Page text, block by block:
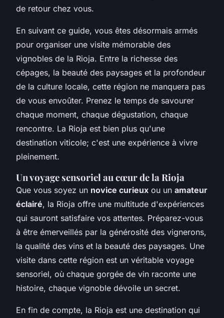
de retour chez vous.
En suivant ce guide, vous êtes désormais armés
pour organiser une visite mémorable des
vignobles de la Rioja. Entre la richesse des
cépages, la beauté des paysages et la profondeur
de la culture locale, cette région ne manquera pas
de vous envoûter. Prenez le temps de savourer
chaque moment, chaque dégustation, chaque
rencontre. La Rioja est bien plus qu'une
destination viticole; c'est une expérience à vivre
pleinement.
Un voyage sensoriel au cœur de la Rioja
Que vous soyez un novice curieux ou un amateur
éclairé, la Rioja offre une multitude d'expériences
qui sauront satisfaire vos attentes. Préparez-vous
à être émerveillés par la générosité des vignerons,
la qualité des vins et la beauté des paysages. Une
visite dans cette région est un véritable voyage
sensoriel, où chaque gorgée de vin raconte une
histoire, chaque vignoble dévoile un secret.
En fin de compte, la Rioja est une destination qui